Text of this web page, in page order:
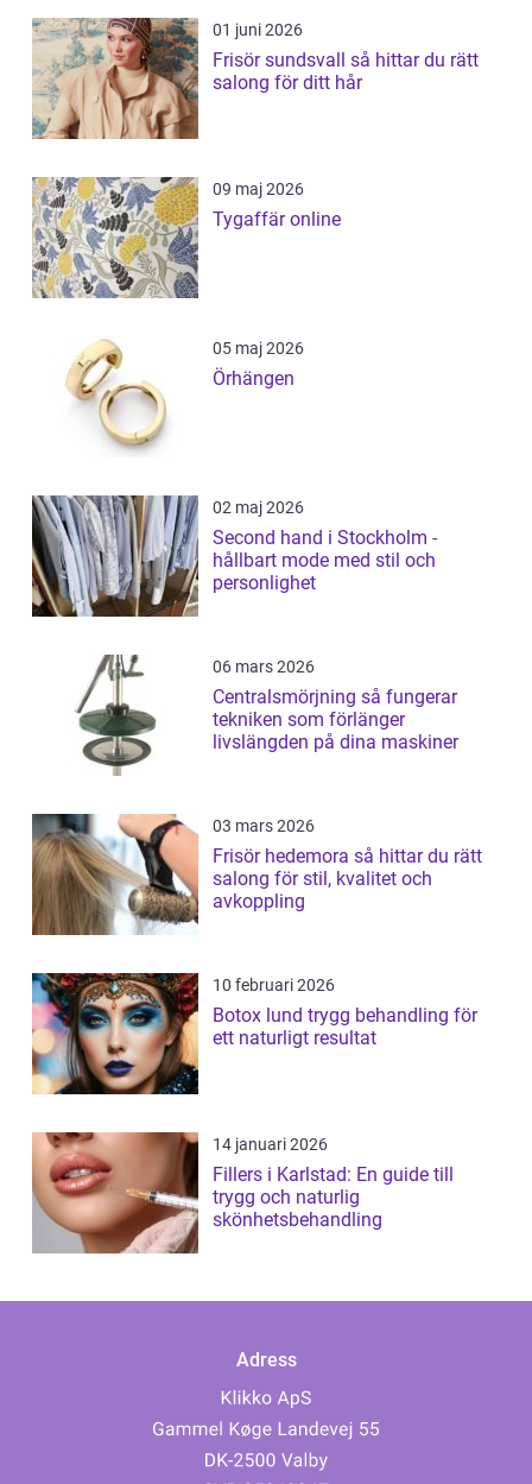
01 juni 2026
Frisör sundsvall så hittar du rätt
salong för ditt hår
09 maj 2026
Tygaffär online
05 maj 2026
Örhängen
02 maj 2026
Second hand i Stockholm -
hållbart mode med stil och
personlighet
06 mars 2026
Centralsmörjning så fungerar
tekniken som förlänger
livslängden på dina maskiner
03 mars 2026
Frisör hedemora så hittar du rätt
salong för stil, kvalitet och
avkoppling
10 februari 2026
Botox lund trygg behandling för
ett naturligt resultat
14 januari 2026
Fillers i Karlstad: En guide till
trygg och naturlig
skönhetsbehandling
Adress